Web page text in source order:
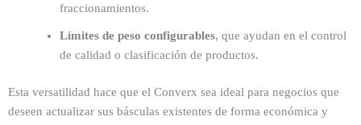
fraccionamientos.
Límites de peso configurables, que ayudan en el control
de calidad o clasificación de productos.
Esta versatilidad hace que el Converx sea ideal para negocios que
deseen actualizar sus básculas existentes de forma económica y